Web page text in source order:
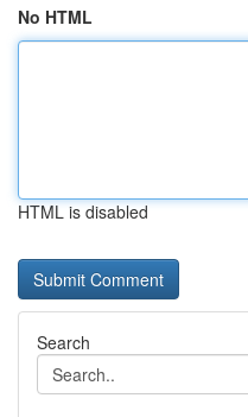
No HTML
HTML is disabled
Search